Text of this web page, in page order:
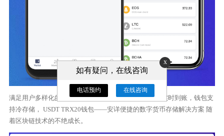
满足用户多样化的需求， 4. 转账 在钱包首页，资金将实时到账，钱包支
持冷存储， USDT TRX20钱包——安详便捷的数字货币存储解决方案 随
着区块链技术的不绝成长。
x
如有疑问，在线咨询
电话预约 在线咨询